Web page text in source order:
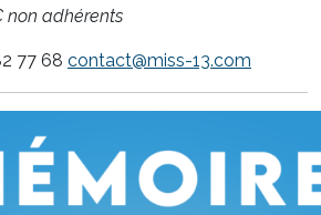
non adhérents
77 68 contact@miss-13.com